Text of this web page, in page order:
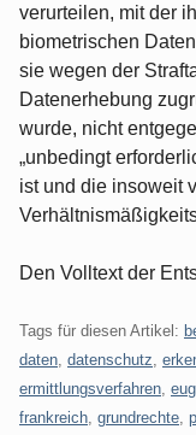
verurteilen, mit der
biometrischen
sie wegen der
Datenerhebung
wurde, nicht
„unbedingt
ist und die insoweit
Den Volltext der
Tags für diesen Artikel:
daten datenschutz
ermittlungsverfahren
frankreich grundrechte